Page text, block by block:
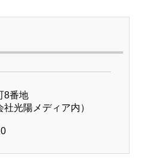
8番地
光陽メディア内）